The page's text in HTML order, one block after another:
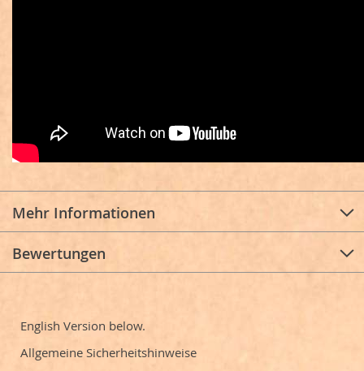
Mehr Informationen
Bewertungen
English Version below.
Allgemeine Sicherheitshinweise